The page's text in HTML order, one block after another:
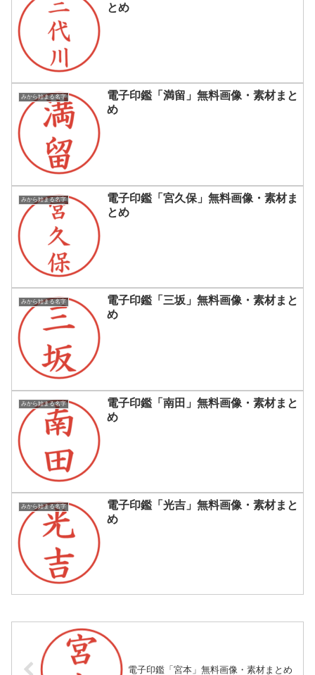
とめ
みから始まる名字
電子印鑑「満留」無料画像・素材まと
め
みから始まる名字
電子印鑑「宮久保」無料画像・素材ま
とめ
みから始まる名字
電子印鑑「三坂」無料画像・素材まと
め
みから始まる名字
電子印鑑「南田」無料画像・素材まと
め
みから始まる名字
電子印鑑「光吉」無料画像・素材まと
め
電子印鑑「宮本」無料画像・素材まとめ